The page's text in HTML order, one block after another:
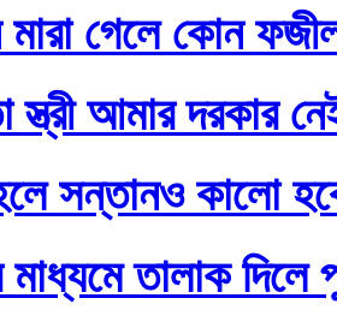
গেলে কোন
আমার দরকার
সন্তানও কালো
মাধ্যমে তালাক দিলে